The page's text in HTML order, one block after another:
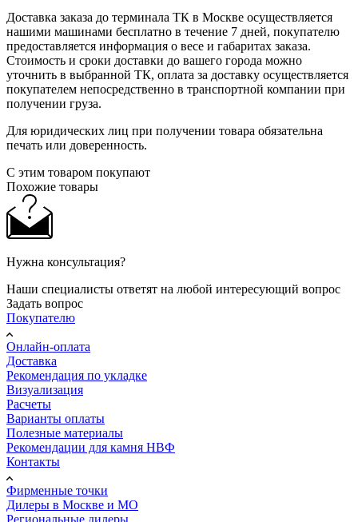
Доставка заказа до терминала ТК в Москве осуществляется
нашими машинами бесплатно в течение 7 дней, покупателю
предоставляется информация о весе и габаритах заказа.
Стоимость и сроки доставки до вашего города можно
уточнить в выбранной ТК, оплата за доставку осуществляется
покупателем непосредственно в транспортной компании при
получении груза.
Для юридических лиц при получении товара обязательна
печать или доверенность.
С этим товаром покупают
Похожие товары
Нужна консультация?
Наши специалисты ответят на любой интересующий вопрос
Задать вопрос
Покупателю
Онлайн-оплата
Доставка
Рекомендация по укладке
Визуализация
Расчеты
Варианты оплаты
Полезные материалы
Рекомендации для камня НВФ
Контакты
Фирменные точки
Дилеры в Москве и МО
Региональные дилеры